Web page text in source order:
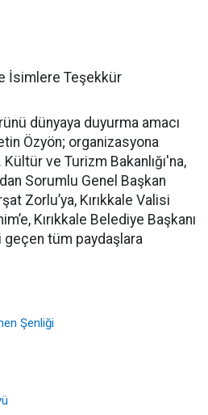
İsimlere Teşekkür
dünyaya duyurma amacı
Özyön; organizasyona
Kültür ve Turizm Bakanlığı'na,
Sorumlu Genel Başkan
Zorlu’ya, Kırıkkale Valisi
Kırıkkale Belediye Başkanı
geçen tüm paydaşlara
Şenliği